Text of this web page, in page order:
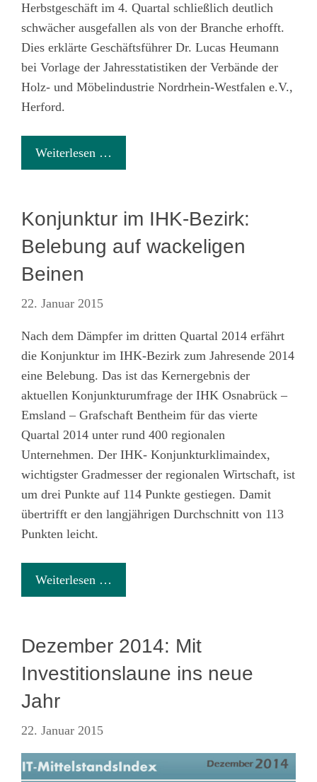
Herbstgeschäft im 4. Quartal schließlich deutlich
schwächer ausgefallen als von der Branche erhofft.
Dies erklärte Geschäftsführer Dr. Lucas Heumann
bei Vorlage der Jahresstatistiken der Verbände der
Holz- und Möbelindustrie Nordrhein-Westfalen e.V.,
Herford.
Weiterlesen …
Konjunktur im IHK-Bezirk:
Belebung auf wackeligen
Beinen
22. Januar 2015
Nach dem Dämpfer im dritten Quartal 2014 erfährt
die Konjunktur im IHK-Bezirk zum Jahresende 2014
eine Belebung. Das ist das Kernergebnis der
aktuellen Konjunkturumfrage der IHK Osnabrück –
Emsland – Grafschaft Bentheim für das vierte
Quartal 2014 unter rund 400 regionalen
Unternehmen. Der IHK- Konjunkturklimaindex,
wichtigster Gradmesser der regionalen Wirtschaft, ist
um drei Punkte auf 114 Punkte gestiegen. Damit
übertrifft er den langjährigen Durchschnitt von 113
Punkten leicht.
Weiterlesen …
Dezember 2014: Mit
Investitionslaune ins neue
Jahr
22. Januar 2015